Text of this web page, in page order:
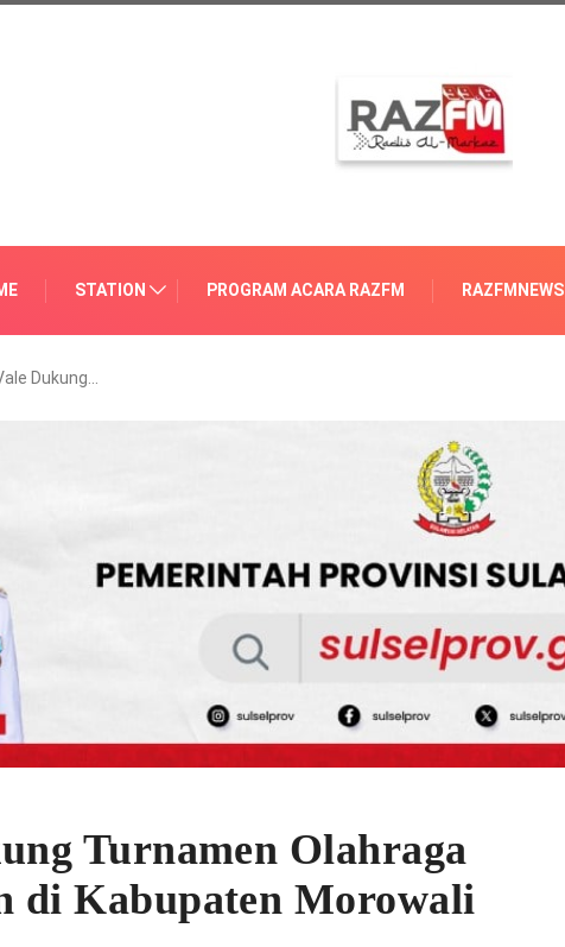
STATION PROGRAM ACARA RAZFM RAZFMNEWS
Dukung…
Turnamen Olahraga
di Kabupaten Morowali